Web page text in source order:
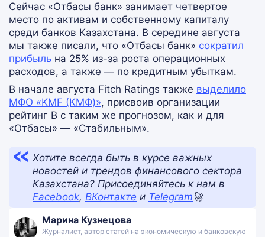
Сейчас «Отбасы банк» занимает четвертое
место по активам и собственному капиталу
среди банков Казахстана. В середине августа
мы также писали, что «Отбасы банк» сократил
прибыль на 25% из-за роста операционных
расходов, а также — по кредитным убыткам.
В начале августа Fitch Ratings также выделило
МФО «KMF (КМФ)», присвоив организации
рейтинг B с таким же прогнозом, как и для
«Отбасы» — «Стабильным».
Хотите всегда быть в курсе важных
новостей и трендов финансового сектора
Казахстана? Присоединяйтесь к нам в
Facebook, ВКонтакте и Telegram 🚀
Марина Кузнецова
Журналист, автор статей на экономическую и банковскую